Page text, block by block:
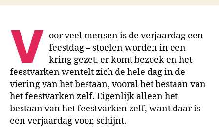
haat
V oor veel mensen is de verjaardag een
feestdag – stoelen worden in een
kring gezet, er komt bezoek en het
feestvarken wentelt zich de hele dag in de
viering van het bestaan, vooral het bestaan van
het feestvarken zelf. Eigenlijk alleen het
bestaan van het feestvarken zelf, want daar is
een verjaardag voor, schijnt.